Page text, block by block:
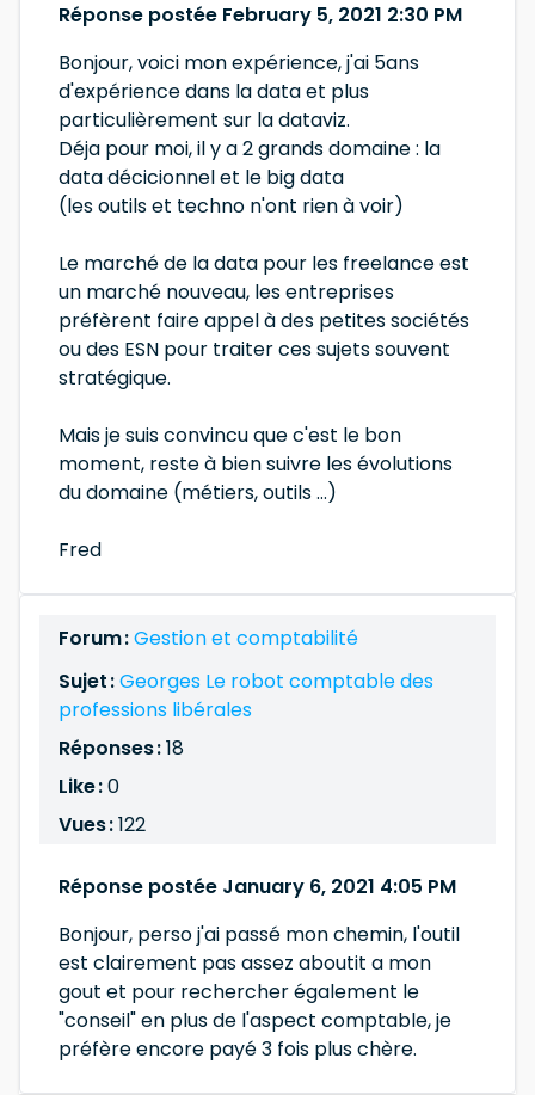
Réponse postée February 5, 2021 2:30 PM
Bonjour, voici mon expérience, j'ai 5ans
d'expérience dans la data et plus
particulièrement sur la dataviz.
Déja pour moi, il y a 2 grands domaine : la
data décicionnel et le big data
(les outils et techno n'ont rien à voir)
Le marché de la data pour les freelance est
un marché nouveau, les entreprises
préfèrent faire appel à des petites sociétés
ou des ESN pour traiter ces sujets souvent
stratégique.
Mais je suis convincu que c'est le bon
moment, reste à bien suivre les évolutions
du domaine (métiers, outils ...)
Fred
Forum :Gestion et comptabilité
Sujet :Georges Le robot comptable des
professions libérales
Réponses :18
Like :0
Vues :122
Réponse postée January 6, 2021 4:05 PM
Bonjour, perso j'ai passé mon chemin, l'outil
est clairement pas assez aboutit a mon
gout et pour rechercher également le
"conseil" en plus de l'aspect comptable, je
préfère encore payé 3 fois plus chère.